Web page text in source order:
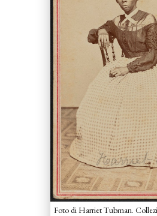
Foto di Harriet Tubman.